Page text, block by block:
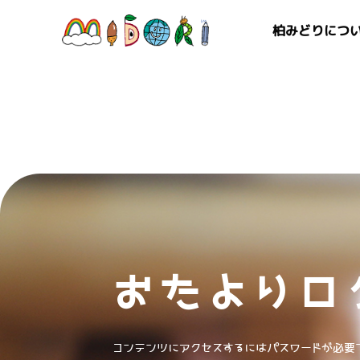
柏みどりにつ
おたよりロ
コンテンツにアクセスするにはパスワードが必要